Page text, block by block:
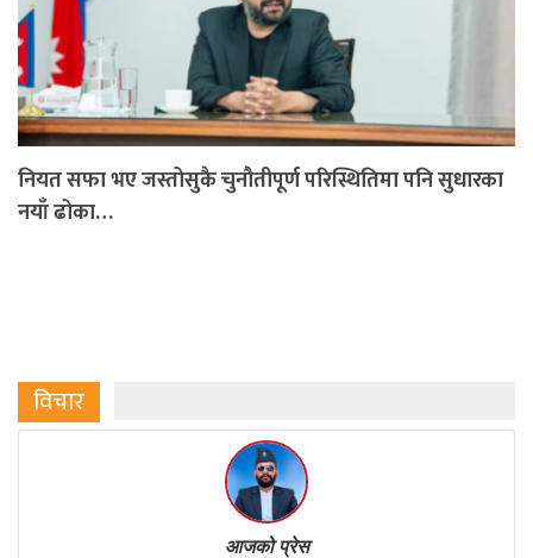
नियत सफा भए जस्तोसुकै चुनौतीपूर्ण परिस्थितिमा पनि सुधारका
नयाँ ढोका…
विचार
आजको प्रेस